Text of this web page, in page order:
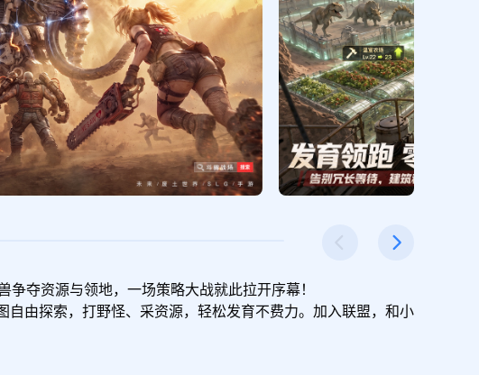
夺资源与领地，一场策略大战就此拉开序幕！
由探索，打野怪、采资源，轻松发育不费力。加入联盟，和小